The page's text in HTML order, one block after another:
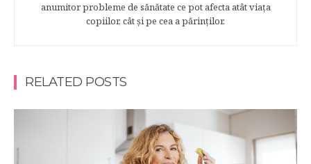
anumitor probleme de sănătate ce pot afecta atât viaţa
copiilor, cât şi pe cea a părinţilor.
RELATED POSTS